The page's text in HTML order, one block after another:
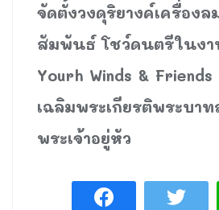
จัดตั้งวงดุริยางค์เครื่องล
สัมพันธ์ โชว์ดนตรีในงา
Yourh Winds & Friends
เฉลิมพระเกียรติพระบาท
พระเจ้าอยู่หัว